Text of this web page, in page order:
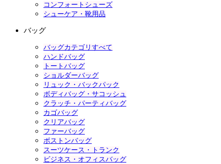
コンフォートシューズ
シューケア・靴用品
バッグ
バッグカテゴリすべて
ハンドバッグ
トートバッグ
ショルダーバッグ
リュック・バックパック
ボディバッグ・サコッシュ
クラッチ・パーティバッグ
カゴバッグ
クリアバッグ
ファーバッグ
ボストンバッグ
スーツケース・トランク
ビジネス・オフィスバッグ